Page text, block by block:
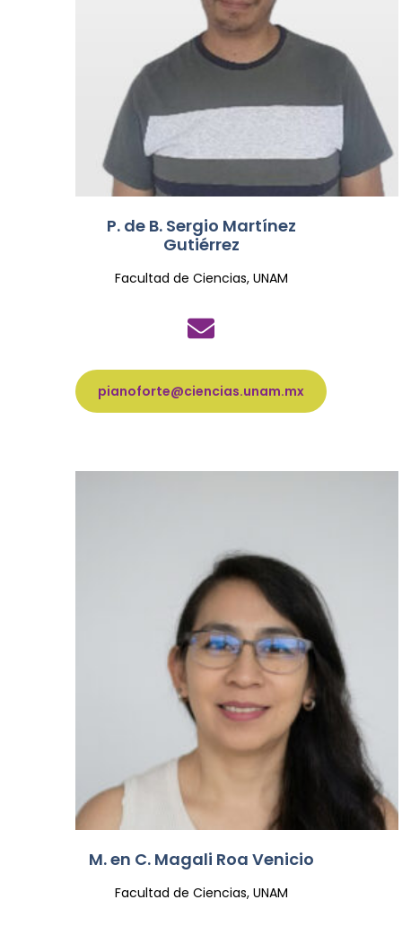
P. de B. Sergio Martínez
Gutiérrez
Facultad de Ciencias, UNAM
pianoforte@ciencias.unam.mx
M. en C. Magali Roa Venicio
Facultad de Ciencias, UNAM